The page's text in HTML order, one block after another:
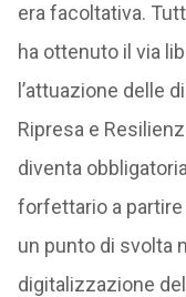
era facoltativa.
ha ottenuto il via
l’attuazione delle
Ripresa e
diventa
forfettario a partire
un punto di svolta
digitalizzazione